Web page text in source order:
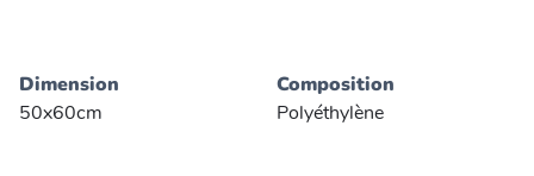
Dimension
50x60cm
Composition
Polyéthylène